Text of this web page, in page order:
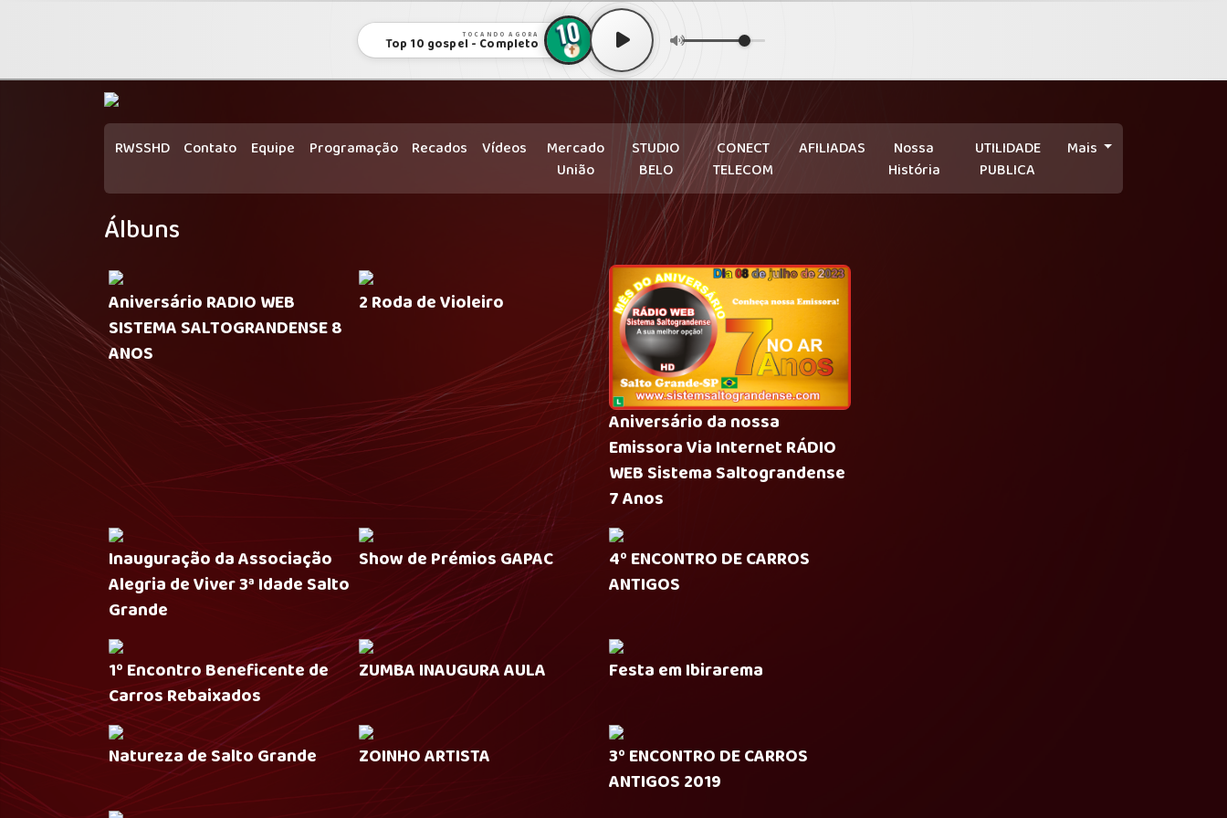
TOCANDO AGORA
Top 10 gospel - Completo
RWSSHD Contato Equipe Programação Recados Vídeos
Mercado
União
STUDIO
BELO
CONECT
TELECOM
AFILIADAS
Nossa
História
UTILIDADE
PUBLICA
Mais
Álbuns
Aniversário RADIO WEB
SISTEMA SALTOGRANDENSE 8
ANOS
2 Roda de Violeiro
Aniversário da nossa
Emissora Via Internet RÁDIO
WEB Sistema Saltograndense
7 Anos
Inauguração da Associação
Alegria de Viver 3ª Idade Salto
Grande
Show de Prémios GAPAC
4º ENCONTRO DE CARROS
ANTIGOS
1º Encontro Beneficente de
Carros Rebaixados
ZUMBA INAUGURA AULA Festa em Ibirarema
Natureza de Salto Grande ZOINHO ARTISTA
3º ENCONTRO DE CARROS
ANTIGOS 2019